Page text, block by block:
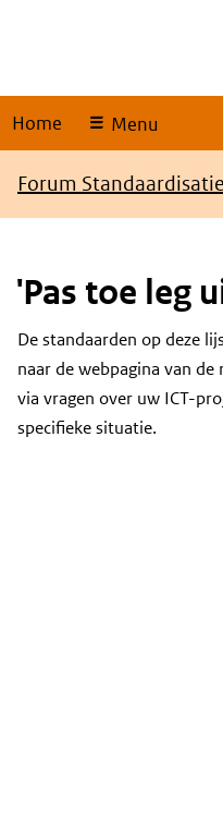
Home Menu
Kruimelpad
Forum Standaardisatie
'Pas toe leg
Content
De standaarden op deze
naar de webpagina van
via vragen over uw ICT-
specifieke situatie.